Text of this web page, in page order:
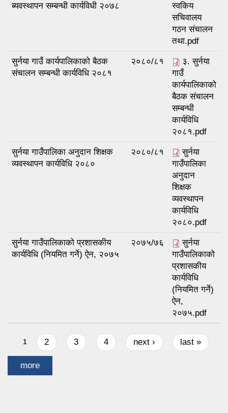
ब्यवस्थापन सम्बन्धी कार्यविधी २०७८
स्वकिय
सचिवालय
गठन संचालन
तथा.pdf
सुर्नया गाउँ कार्यपालिकाको बैठक
संचालन सम्बन्धी कार्यविधि २०८१
२०८०/८१
३. सुर्नया
गाउँ
कार्यपालिकाको
बैठक संचालन
सम्बन्धी
कार्यविधि
२०८१.pdf
सुर्नया गाउँपालिका अनुदान शिक्षक
व्यवस्थापन कार्यविधि २०८०
२०८०/८१
सुर्नया
गाउँपालिका
अनुदान
शिक्षक
व्यवस्थापन
कार्यविधि
२०८०.pdf
सुर्नया गाउँपालिकाको प्रशासकीय
कार्यविधि (नियमित गर्ने) ऐन, २०७५
२०७५/७६
सुर्नया
गाउँपालिकाको
प्रशासकीय
कार्यविधि
(नियमित गर्ने)
ऐन,
२०७५.pdf
Pages
1 2 3 4 next › last »
more